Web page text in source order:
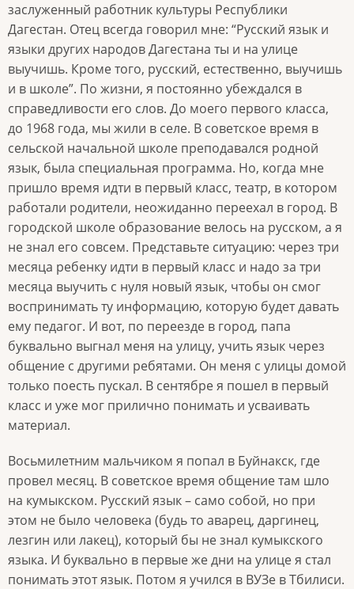
заслуженный работник культуры Республики
Дагестан. Отец всегда говорил мне: “Русский язык и
языки других народов Дагестана ты и на улице
выучишь. Кроме того, русский, естественно, выучишь
и в школе”. По жизни, я постоянно убеждался в
справедливости его слов. До моего первого класса,
до 1968 года, мы жили в селе. В советское время в
сельской начальной школе преподавался родной
язык, была специальная программа. Но, когда мне
пришло время идти в первый класс, театр, в котором
работали родители, неожиданно переехал в город. В
городской школе образование велось на русском, а я
не знал его совсем. Представьте ситуацию: через три
месяца ребенку идти в первый класс и надо за три
месяца выучить с нуля новый язык, чтобы он смог
воспринимать ту информацию, которую будет давать
ему педагог. И вот, по переезде в город, папа
буквально выгнал меня на улицу, учить язык через
общение с другими ребятами. Он меня с улицы домой
только поесть пускал. В сентябре я пошел в первый
класс и уже мог прилично понимать и усваивать
материал.
Восьмилетним мальчиком я попал в Буйнакск, где
провел месяц. В советское время общение там шло
на кумыкском. Русский язык – само собой, но при
этом не было человека (будь то аварец, даргинец,
лезгин или лакец), который бы не знал кумыкского
языка. И буквально в первые же дни на улице я стал
понимать этот язык. Потом я учился в ВУЗе в Тбилиси.